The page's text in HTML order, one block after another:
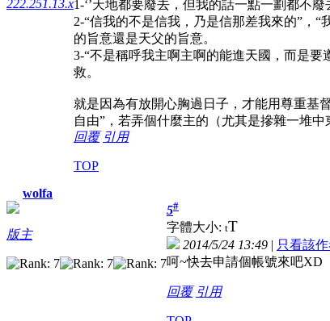
222.251.13.x1-‘’天地都要廢去，但我的話一點一劃都不
2-“信我的不是信我，乃是信那差我來的”，
的旨意還是天父的旨意。
3-“不是稱呼我主啊主啊的能進天國，而是
救。
就是因為有放開心胸過日子，才能用尊重基
自由”，若弄個什麼主的（尤其是摻雜一堆
回覆 引用
TOP
wolfa
版主
5#
字體大小: tT
2014/5/24 13:49 | 只看該
呵~快去申請個帳號來吧XD
回覆 引用